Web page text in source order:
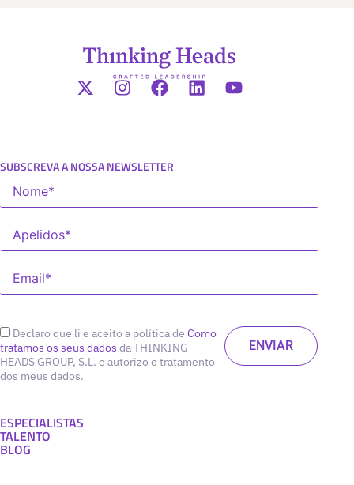
SUBSCREVA A NOSSA NEWSLETTER
Declaro que li e aceito a política de Como
tratamos os seus dados da THINKING
HEADS GROUP, S.L. e autorizo o tratamento
dos meus dados.
ESPECIALISTAS
TALENTO
BLOG